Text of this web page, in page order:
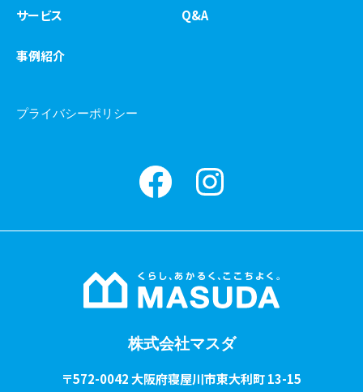
サービス
事例紹介
Q&A
プライバシーポリシー
Facebook
株式会社マスダ
〒572-0042 大阪府寝屋川市東大利町 13-15